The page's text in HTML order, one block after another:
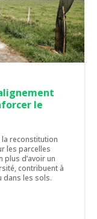
le
la reconstitution
les parcelles
plus d’avoir un
contribuent à
dans les sols.